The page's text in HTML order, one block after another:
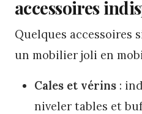
accessoires
Quelques accessoires
un mobilier joli en
Cales et vérins :
niveler tables et